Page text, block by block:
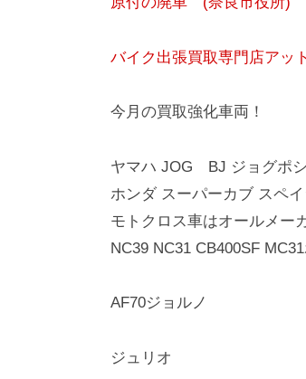
バイク出張買取専門店アッ
今月の買取強化車両！
ヤマハ JOG BJ ジョグポ
ホンダ スーパーカブ スペ
モトクロス車はオールメ
NC39 NC31 CB400SF
AF70ジョルノ
ジュリオ